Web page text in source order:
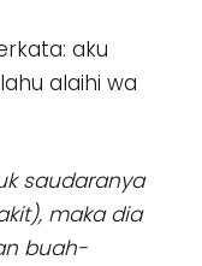
aku
alaihi wa
saudaranya
maka dia
buah-